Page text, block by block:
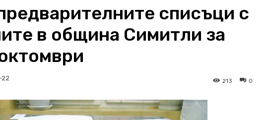
списъци с
в община Симитли за
22 0
213